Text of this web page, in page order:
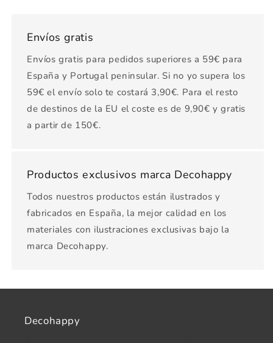
Envíos gratis
Envíos gratis para pedidos superiores a 59€ para
España y Portugal peninsular. Si no yo supera los
59€ el envío solo te costará 3,90€. Para el resto
de destinos de la EU el coste es de 9,90€ y gratis
a partir de 150€.
Productos exclusivos marca Decohappy
Todos nuestros productos están ilustrados y
fabricados en España, la mejor calidad en los
materiales con ilustraciones exclusivas bajo la
marca Decohappy.
Decohappy